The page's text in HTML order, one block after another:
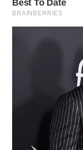
DESA
KONSUMEN